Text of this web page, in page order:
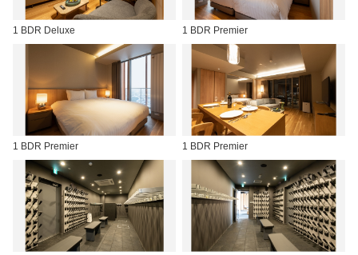
1 BDR Deluxe 1 BDR Premier
1 BDR Premier 1 BDR Premier